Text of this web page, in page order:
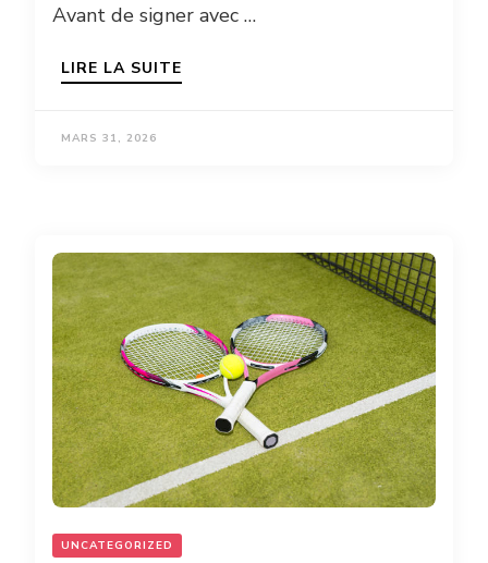
Avant de signer avec …
LIRE LA SUITE
MARS 31, 2026
UNCATEGORIZED